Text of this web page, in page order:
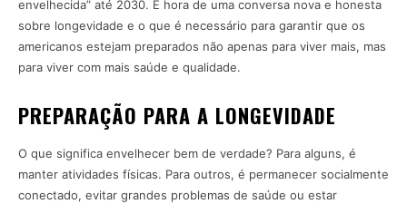
envelhecida” até 2030. É hora de uma conversa nova e honesta
sobre longevidade e o que é necessário para garantir que os
americanos estejam preparados não apenas para viver mais, mas
para viver com mais saúde e qualidade.
PREPARAÇÃO PARA A LONGEVIDADE
O que significa envelhecer bem de verdade? Para alguns, é
manter atividades físicas. Para outros, é permanecer socialmente
conectado, evitar grandes problemas de saúde ou estar